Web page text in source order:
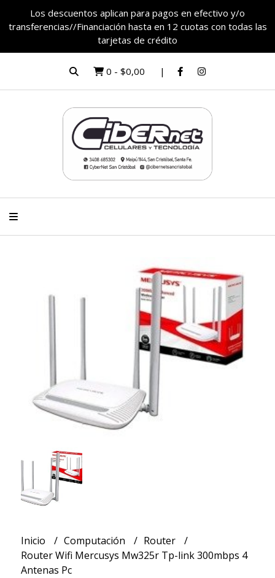
Los descuentos aplican para pagos en efectivo y/o
transferencias//Financiación hasta en 12 cuotas con todas las
tarjetas de crédito
0 - $0,00
Inicio Computación
Router
Router Wifi Mercusys Mw325r Tp-link 300mbps 4
Antenas Pc